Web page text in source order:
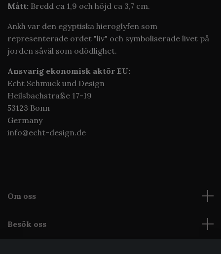
Mått: Bredd ca 1,9 och höjd ca 3,7 cm.
Ankh var den egyptiska hieroglyfen som
representerade ordet "liv" och symboliserade livet på
jorden såväl som odödlighet.
Ansvarig ekonomisk aktör EU:
Echt Schmuck und Design
Heilsbachstraße 17-19
53123 Bonn
Germany
info@echt-design.de
Om oss
Besök oss